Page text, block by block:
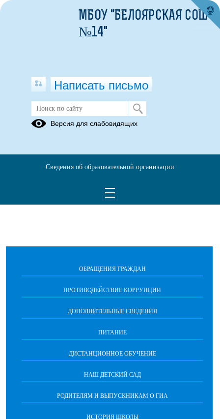
ПОЛОЖЕНИЯ БРОП
БРОП о льготном размере чл. взн. 2022 год.docx
ОБРАЩЕНИЯ ГРАЖДАН
ПРОТИВОДЕЙСТВИЕ КОРРУПЦИИ
ДОПОЛНИТЕЛЬНЫЕ СВЕДЕНИЯ
ПИТАНИЕ
ДИСТАНЦИОННОЕ ОБУЧЕНИЕ
НАШ ДЕТСКИЙ САД
РОДИТЕЛЯМ И ВЫПУСКНИКАМ О ГИА
ИСТОРИЯ ШКОЛЫ
МБОУ "БЕЛОЯРСКАЯ СОШ
№14"
Написать письмо
Версия для слабовидящих
Сведения об образовательной организации